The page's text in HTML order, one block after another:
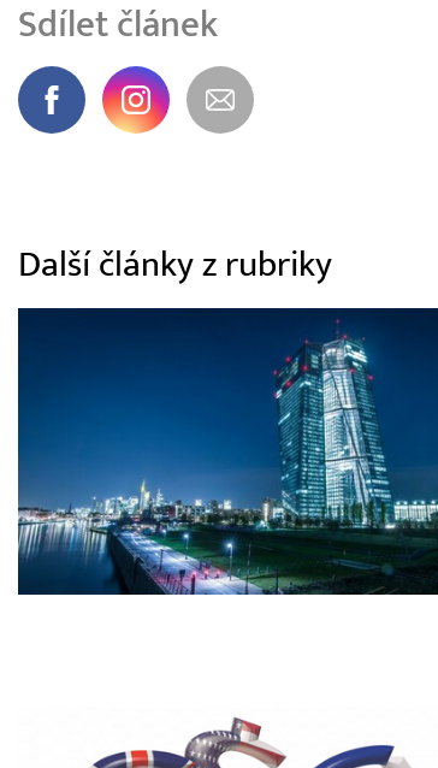
Sdílet článek
Další články z rubriky